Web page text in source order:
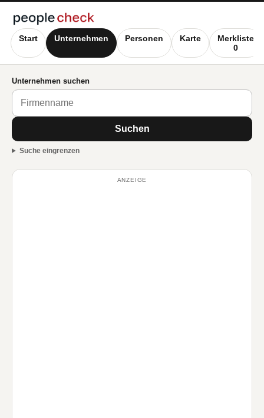
Start Unternehmen Personen Karte
Merkliste
0
Unternehmen suchen
Suchen
Suche eingrenzen
ANZEIGE